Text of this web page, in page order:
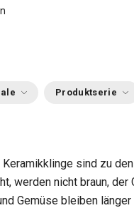
Produktserie
sind zu
werden nicht braun,
Gemüse bleiben